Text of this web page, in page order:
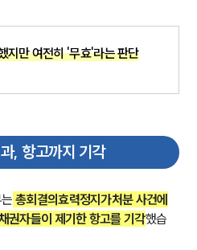
지만 여전히 '무효'라는 판단
, 항고까지 기각
총회결의효력정지가처분 사건에
권자들이 제기한 항고를 기각했습